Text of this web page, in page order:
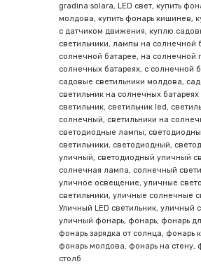
датчиком
движения
gradina solara, LED свет, купить
молдова, купить фонарь кишинев,
с датчиком движения, куплю
светильники, лампы на солнечной
солнечной батарее, на солнечной
солнечных батареях, с солнечной
садовые светильники молдова,
светильник на солнечных батареях
светильник, светильник led,
солнечный, светильники на
светодиодные лампы,
светильники, светодиодный,
уличный, светодиодный уличный
солнечная лампа, солнечный
уличное освещение, уличные
светильники, уличные солнечные
Уличный LED светильник, уличный
уличный фонарь, фонарь, фонарь
фонарь зарядка от солнца, фонарь
фонарь молдова, фонарь на стену,
столб